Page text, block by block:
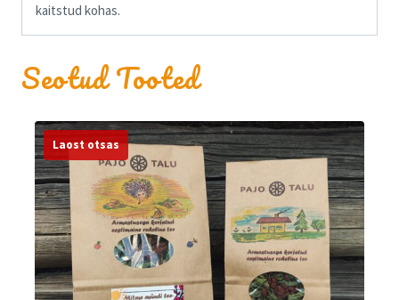
kaitstud kohas.
Seotud Tooted